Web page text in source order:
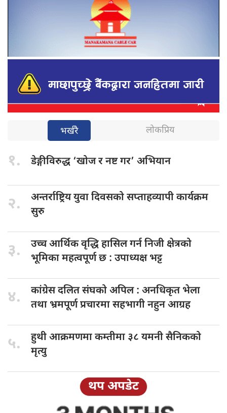
भर्खरै लोकप्रिय
१. डेङ्गीविरुद्ध ‘खोजर नष्ट गर’ अभियान
२. अन्तर्राष्ट्रिय युवादिवसको सप्ताहव्यापी कार्यक्रम
सुरु
३. उच्च आर्थिकवृद्धि हासिल गर्न निजी क्षेत्रको
भूमिका महत्वपूर्ण छ : उपाध्यक्ष भट्ट
४. कांग्रेस दलितसंघको अपिल : अनधिकृत भेला
तथा भ्रमपूर्ण प्रचारमा सहभागी नहुन आग्रह
५. हुथी आक्रमणमाकम्तीमा ३८ यमनी सैनिकको
मृत्यु
थप अपडेट